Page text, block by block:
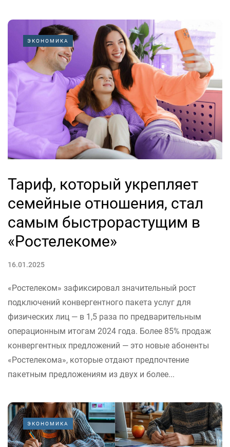
ЭКОНОМИКА
Тариф, который укрепляет
семейные отношения, стал
самым быстрорастущим в
«Ростелекоме»
16.01.2025
«Ростелеком» зафиксировал значительный рост
подключений конвергентного пакета услуг для
физических лиц — в 1,5 раза по предварительным
операционным итогам 2024 года. Более 85% продаж
конвергентных предложений — это новые абоненты
«Ростелекома», которые отдают предпочтение
пакетным предложениям из двух и более...
ЭКОНОМИКА